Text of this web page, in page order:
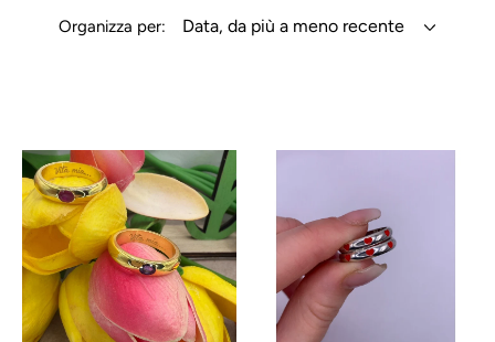
o
n
e
:
Organizza per:
Fedona
Luxury
love